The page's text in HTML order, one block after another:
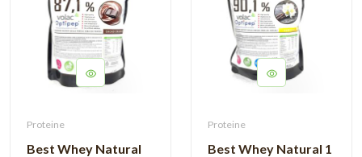
Proteine
Best Whey Natural
Proteine
Best Whey Natural 1